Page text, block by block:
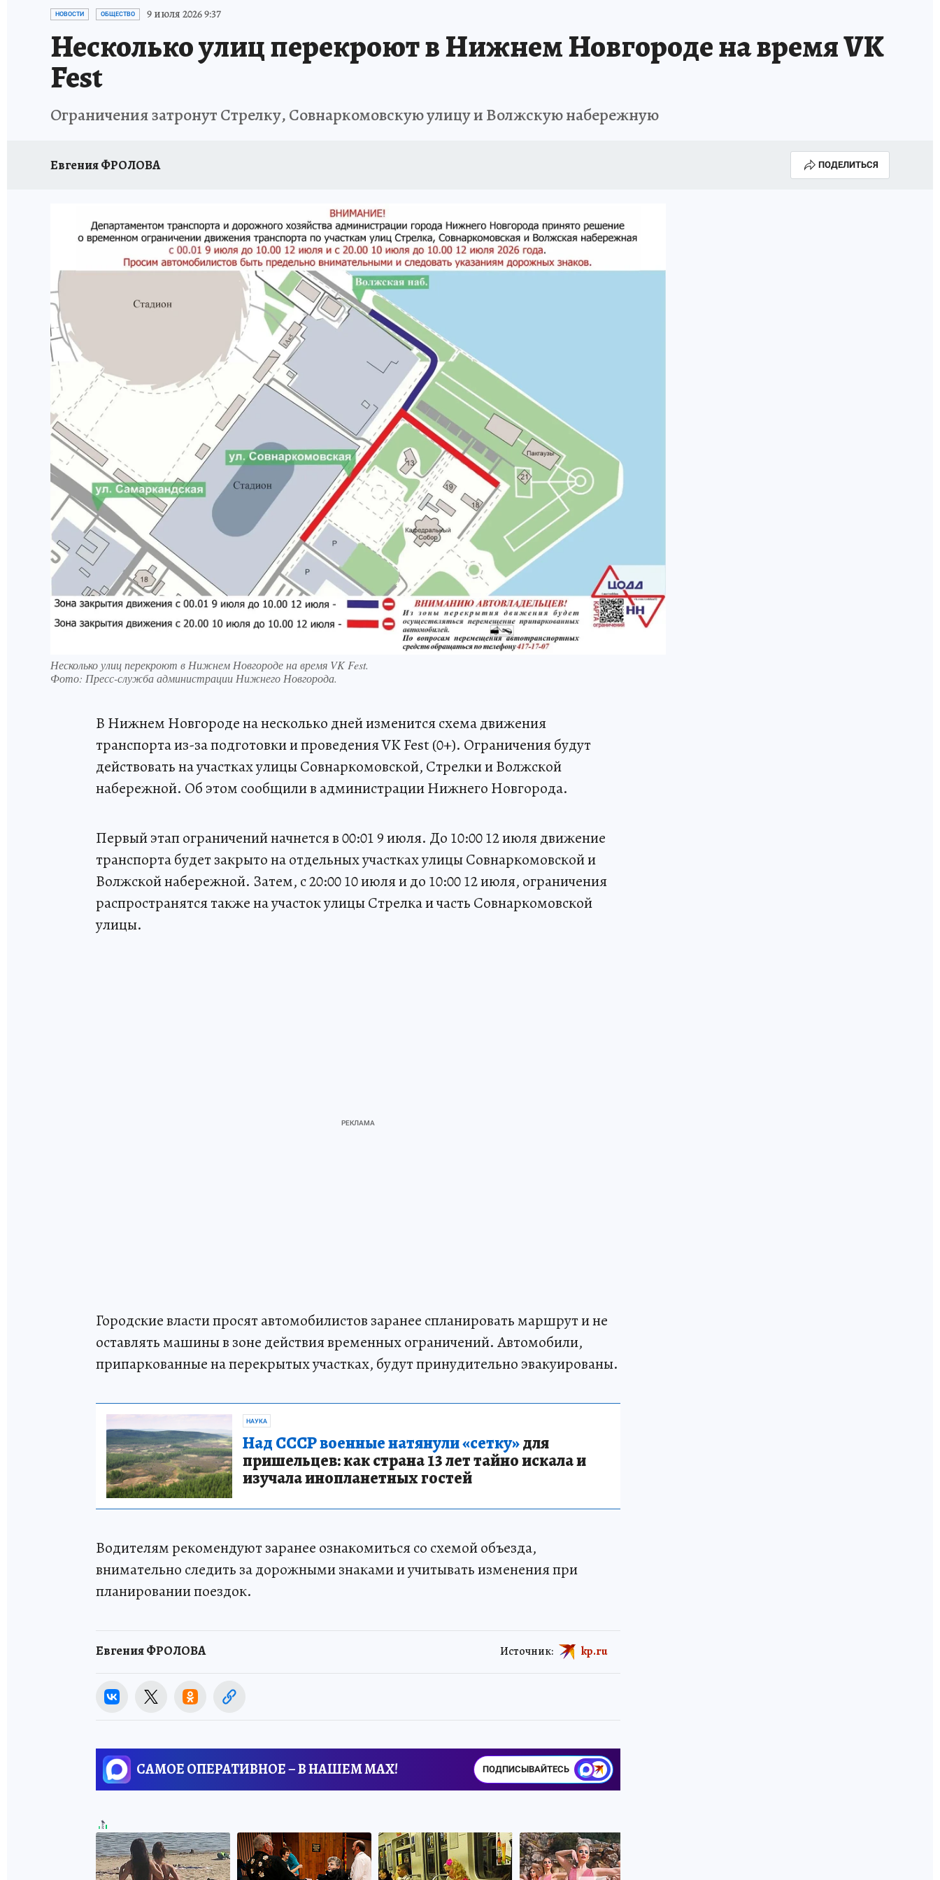
ИСПЫТАНО НА СЕБЕ
НОВОСТИ ОБЩЕСТВО 9 июля 2026 9:37
Несколько улиц перекроют в Нижнем Новгороде на время VK
Fest
Ограничения затронут Стрелку, Совнаркомовскую улицу и Волжскую набережную
Евгения ФРОЛОВА ПОДЕЛИТЬСЯ
Несколько улиц перекроют в Нижнем Новгороде на время VK Fest.
Фото: Пресс-служба администрации Нижнего Новгорода.
В Нижнем Новгороде на несколько дней изменится схема движения
транспорта из-за подготовки и проведения VK Fest (0+). Ограничения будут
действовать на участках улицы Совнаркомовской, Стрелки и Волжской
набережной. Об этом сообщили в администрации Нижнего Новгорода.
Первый этап ограничений начнется в 00:01 9 июля. До 10:00 12 июля движение
транспорта будет закрыто на отдельных участках улицы Совнаркомовской и
Волжской набережной. Затем, с 20:00 10 июля и до 10:00 12 июля, ограничения
распространятся также на участок улицы Стрелка и часть Совнаркомовской
улицы.
Городские власти просят автомобилистов заранее спланировать маршрут и не
оставлять машины в зоне действия временных ограничений. Автомобили,
припаркованные на перекрытых участках, будут принудительно эвакуированы.
НАУКА
Над СССР военные натянули «сетку»для
пришельцев: как страна 13 лет тайно искала и
изучала инопланетных гостей
Водителям рекомендуют заранее ознакомиться со схемой объезда,
внимательно следить за дорожными знаками и учитывать изменения при
планировании поездок.
Евгения ФРОЛОВА Источник: kp.ru
САМОЕ ОПЕРАТИВНОЕ – В НАШЕМ MAX! ПОДПИСЫВАЙТЕСЬ